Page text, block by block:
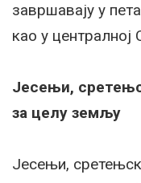
завршавају у
као у централној
Јесењи,
за целу земљу
Јесењи,